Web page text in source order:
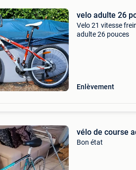
velo adulte 26
Velo 21 vitesse
adulte 26 pouces
Enlèvement
vélo de course
Bon état